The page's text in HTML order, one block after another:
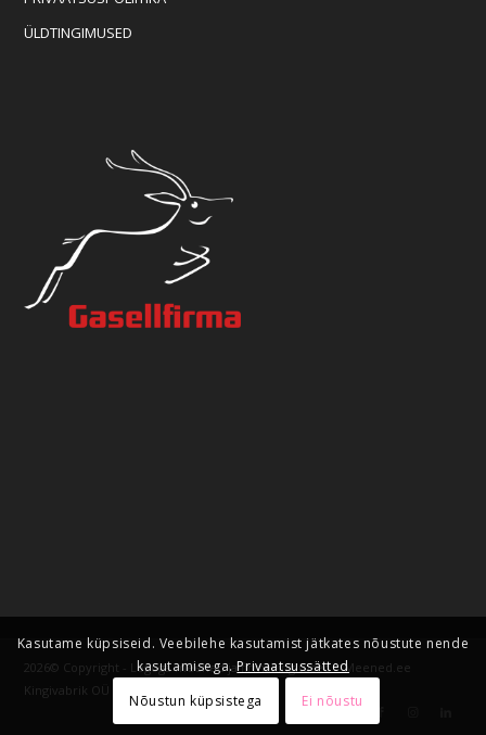
ÜLDTINGIMUSED
2026© Copyright - Logoga meened ja firmakingitused – Meened.ee
Kingivabrik OÜ
Kasutame küpsiseid. Veebilehe kasutamist jätkates nõustute nende
kasutamisega.Privaatsussätted
Nõustun küpsistega
Ei nõustu